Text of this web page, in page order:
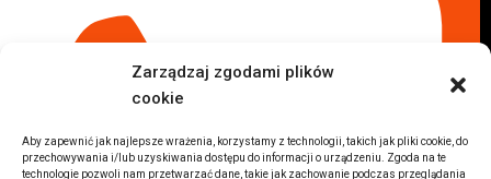
Zarządzaj zgodami plików
cookie
Aby zapewnić jak najlepsze wrażenia, korzystamy z technologii, takich jak pliki cookie, do
przechowywania i/lub uzyskiwania dostępu do informacji o urządzeniu. Zgoda na te
technologie pozwoli nam przetwarzać dane, takie jak zachowanie podczas przeglądania
Komis samochodowy Sochaczew
Inne Lokalizacje
Auta z USA Rzeszów
Auta z USA Białystok